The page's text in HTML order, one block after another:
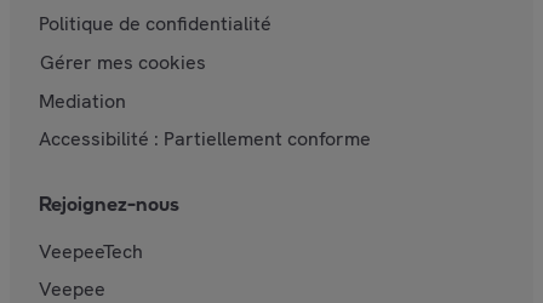
Politique de confidentialité
Gérer mes cookies
Mediation
Accessibilité : Partiellement conforme
Rejoignez-nous
VeepeeTech
Veepee